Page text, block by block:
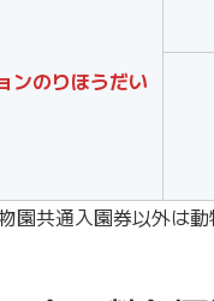
ンのりほうだい
園共通入園券以外は